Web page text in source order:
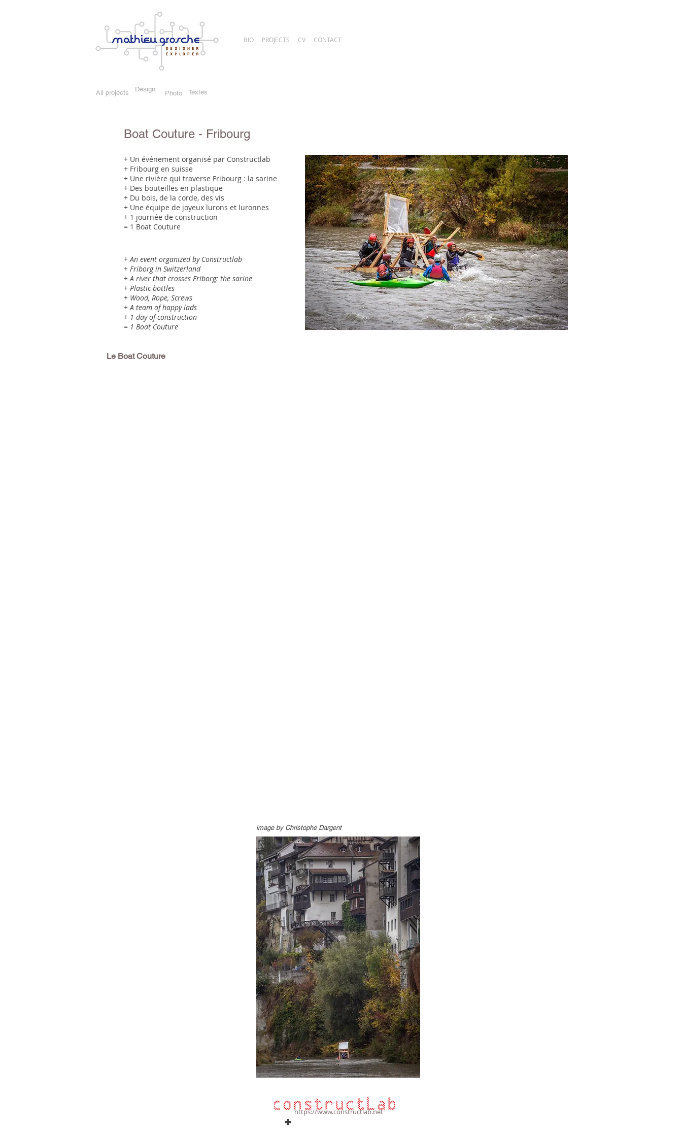
BIO PROJECTS CV CONTACT
Textes
Photo
Design
All projects
Boat Couture - Fribourg
+ Un événement organisé par Constructlab
+ Fribourg en suisse
+ Une rivière qui traverse Fribourg : la sarine
+ Des bouteilles en plastique
+ Du bois, de la corde, des vis
+ Une équipe de joyeux lurons et luronnes
+ 1 journée de construction
= 1 Boat Couture
+ An event organized by Constructlab
+ Friborg in Switzerland
+ A river that crosses Friborg: the sarine
+ Plastic bottles
+ Wood, Rope, Screws
+ A team of happy lads
+ 1 day of construction
= 1 Boat Couture
Le Boat Couture
image by Christophe Dargent
+ https://www.constructlab.net